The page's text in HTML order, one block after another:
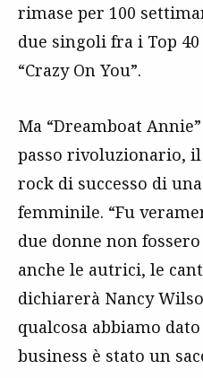
rimase per 100
due singoli fra i Top 40
“Crazy On You”.
Ma “Dreamboat
passo rivoluzionario,
rock di successo di
femminile. “Fu
due donne non
anche le autrici, le
dichiarerà Nancy
qualcosa abbiamo
business è stato un